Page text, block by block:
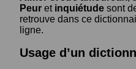
Peur et inquiétude sont
retrouve dans ce
ligne.
Usage d’un